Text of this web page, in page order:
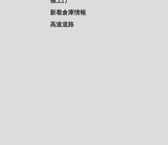
新着倉庫情報
高速道路